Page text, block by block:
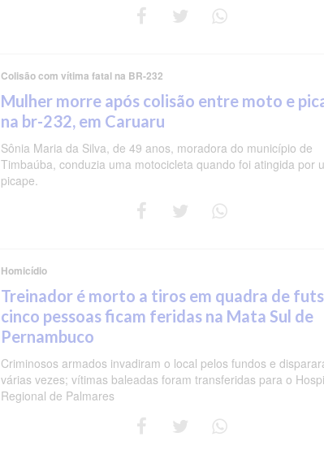
Colisão com vítima fatal na BR-232
Mulher morre após colisão entre moto e
na br-232, em Caruaru
Sônia Maria da Silva, de 49 anos, moradora do município de
Timbaúba, conduzia uma motocicleta quando foi atingida por
picape.
Homicídio
Treinador é morto a tiros em quadra de
cinco pessoas ficam feridas na Mata Sul de
Pernambuco
Criminosos armados invadiram o local pelos fundos e
várias vezes; vítimas baleadas foram transferidas para o
Regional de Palmares